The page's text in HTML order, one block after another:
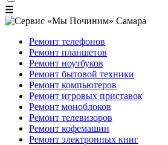
☰
Ремонт телефонов
Ремонт планшетов
Ремонт ноутбуков
Ремонт бытовой техники
Ремонт компьютеров
Ремонт игровых приставок
Ремонт моноблоков
Ремонт телевизоров
Ремонт кофемашин
Ремонт электронных книг